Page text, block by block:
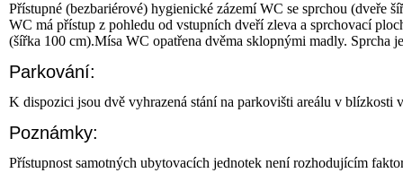
Přístupné (bezbariérové) hygienické zázemí WC se sprchou (dveře
WC má přístup z pohledu od vstupních dveří zleva a sprchovací
(šířka 100 cm).Mísa WC opatřena dvěma sklopnými madly. Sprcha
Parkování:
K dispozici jsou dvě vyhrazená stání na parkovišti areálu v blízkosti
Poznámky:
Přístupnost samotných ubytovacích jednotek není rozhodujícím